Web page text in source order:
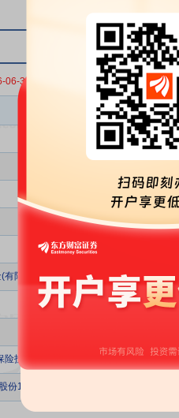
06-30 2026-03-31
股东名称
有限合伙)
投资基金(有限合伙)
份1号员工参与战略配售集合资产管理计划